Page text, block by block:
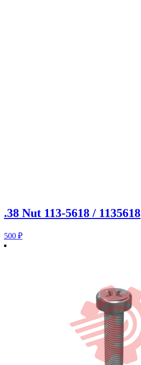
.38 Nut 113-5618 / 1135618
500 ₽